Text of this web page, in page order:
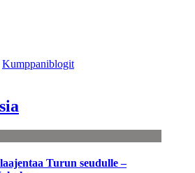
Kumppaniblogit
Turun seudulle –